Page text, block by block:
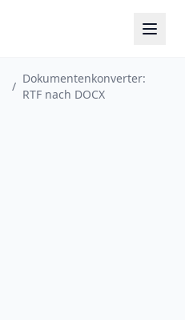
/
Dokumentenkonverter:
RTF nach DOCX